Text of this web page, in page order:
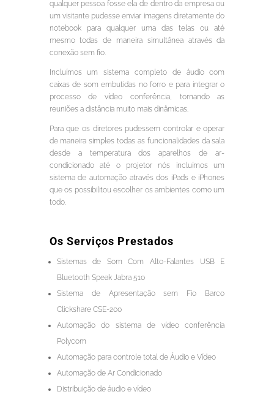
qualquer pessoa fosse ela de dentro da empresa ou
um visitante pudesse enviar imagens diretamente do
notebook para qualquer uma das telas ou até
mesmo todas de maneira simultânea através da
conexão sem fio.
Incluímos um sistema completo de áudio com
caixas de som embutidas no forro e para integrar o
processo de vídeo conferência, tornando as
reuniões a distância muito mais dinâmicas.
Para que os diretores pudessem controlar e operar
de maneira simples todas as funcionalidades da sala
desde a temperatura dos aparelhos de ar-
condicionado até o projetor nós incluímos um
sistema de automação através dos iPads e iPhones
que os possibilitou escolher os ambientes como um
todo.
Os Serviços Prestados
Sistemas de Som Com Alto-Falantes USB E
Bluetooth Speak Jabra 510
Sistema de Apresentação sem Fio Barco
Clickshare CSE-200
Automação do sistema de vídeo conferência
Polycom
Automação para controle total de Áudio e Vídeo
Automação de Ar Condicionado
Distribuição de áudio e vídeo